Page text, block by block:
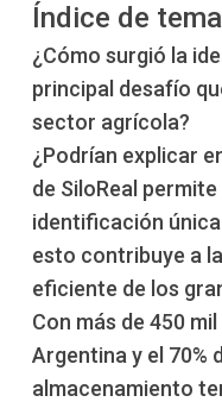
Índice de
¿Cómo surgió la
principal desafío
sector agrícola?
¿Podrían explicar
de SiloReal
identificación
esto contribuye a
eficiente de los
Con más de 450
Argentina y el 70%
almacenamiento